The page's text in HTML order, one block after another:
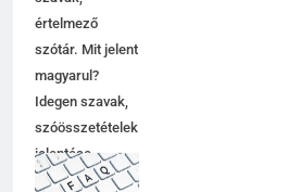
értelmező
szótár. Mit jelent
magyarul?
Idegen szavak,
szóösszetételek
jelentése,
magyarázata,